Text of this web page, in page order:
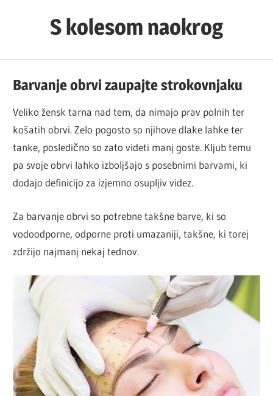
S kolesom naokrog
Barvanje obrvi zaupajte strokovnjaku
Veliko žensk tarna nad tem, da nimajo prav polnih ter
košatih obrvi. Zelo pogosto so njihove dlake lahke ter
tanke, posledično so zato videti manj goste. Kljub temu
pa svoje obrvi lahko izboljšajo s posebnimi barvami, ki
dodajo definicijo za izjemno osupljiv videz.
Za barvanje obrvi so potrebne takšne barve, ki so
vodoodporne, odporne proti umazaniji, takšne, ki torej
zdržijo najmanj nekaj tednov.